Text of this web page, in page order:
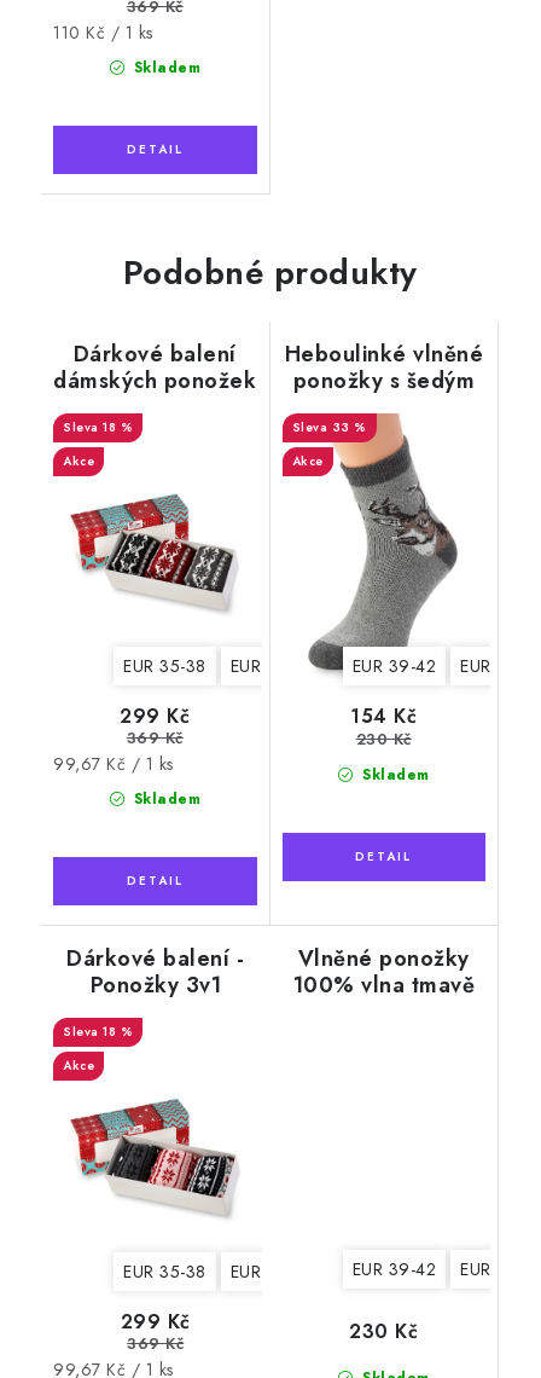
Skladem
369 Kč
Měrná
110 Kč / 1 ks
Podobné produkty
Dárkové balení
dámských ponožek
3v1 NATURAL
Wooline Wool 9
18 %
Akce
EUR 35-38 EUR 39-42
Skladem
299 Kč
369 Kč
Měrná
99,67 Kč / 1 ks
Heboulinké vlněné
ponožky s šedým
Jelenem
33 %
Akce
EUR 39-42 EUR 43-
Skladem
154 Kč
230 Kč
Dárkové balení -
Ponožky 3v1
NATURAL Wooline
Wool 3, dámské
18 %
Akce
EUR 35-38 EUR 39-42
299 Kč
369 Kč
Měrná
99,67 Kč / 1 ks
Vlněné ponožky
100% vlna tmavě
EUR 39-42 EUR 43-
230 Kč